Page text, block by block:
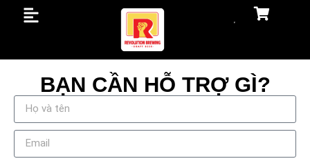
BẠN CẦN HỖ TRỢ GÌ?